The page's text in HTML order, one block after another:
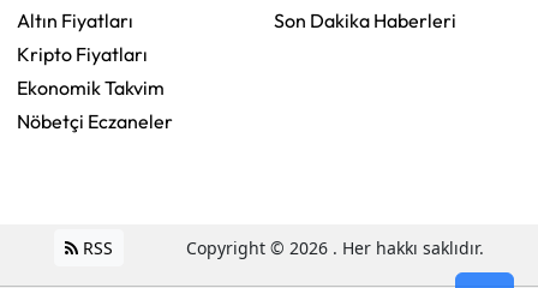
Altın Fiyatları
Kripto Fiyatları
Ekonomik Takvim
Nöbetçi Eczaneler
Son Dakika Haberleri
RSS Copyright © 2026 . Her hakkı saklıdır.